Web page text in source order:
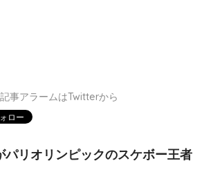
事アラームはTwitterから
リオリンピックのスケボー王者